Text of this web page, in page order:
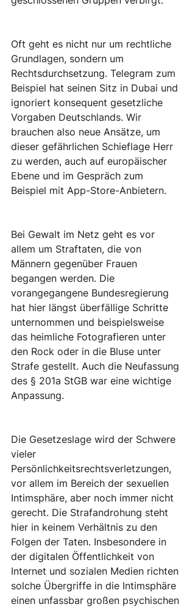
Oft geht es nicht nur um rechtliche
Grundlagen, sondern um
Rechtsdurchsetzung. Telegram zum
Beispiel hat seinen Sitz in Dubai und
ignoriert konsequent gesetzliche
Vorgaben Deutschlands. Wir
brauchen also neue Ansätze, um
dieser gefährlichen Schieflage Herr
zu werden, auch auf europäischer
Ebene und im Gespräch zum
Beispiel mit App-Store-Anbietern.
Bei Gewalt im Netz geht es vor
allem um Straftaten, die von
Männern gegenüber Frauen
begangen werden. Die
vorangegangene Bundesregierung
hat hier längst überfällige Schritte
unternommen und beispielsweise
das heimliche Fotografieren unter
den Rock oder in die Bluse unter
Strafe gestellt. Auch die Neufassung
des § 201a StGB war eine wichtige
Anpassung.
Die Gesetzeslage wird der Schwere
vieler
Persönlichkeitsrechtsverletzungen,
vor allem im Bereich der sexuellen
Intimsphäre, aber noch immer nicht
gerecht. Die Strafandrohung steht
hier in keinem Verhältnis zu den
Folgen der Taten. Insbesondere in
der digitalen Öffentlichkeit von
Internet und sozialen Medien richten
solche Übergriffe in die Intimsphäre
einen unfassbar großen psychischen